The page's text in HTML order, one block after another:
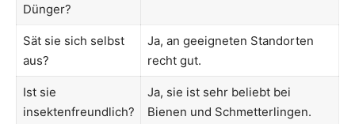
Dünger?
Sät sie sich selbst
aus?
Ja, an geeigneten Standorten
recht gut.
Ist sie
insektenfreundlich?
Ja, sie ist sehr beliebt bei
Bienen und Schmetterlingen.